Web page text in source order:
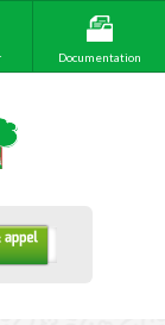
Documentation